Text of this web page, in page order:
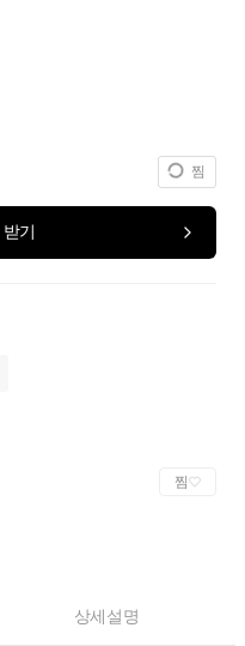
찜
받기
찜
상세설명